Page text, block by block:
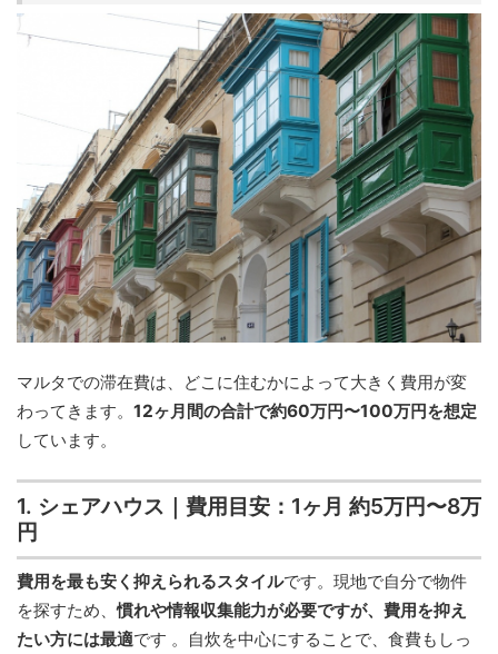
マルタでの滞在費は、どこに住むかによって大きく費用が変
わってきます。 12ヶ月間の合計で約60万円〜100万円を想定
しています。
1. シェアハウス｜費用目安：1ヶ月 約5万円〜8万
円
費用を最も安く抑えられるスタイルです。現地で自分で物件
を探すため、慣れや情報収集能力が必要ですが、費用を抑え
たい方には最適です 。自炊を中心にすることで、食費もしっ